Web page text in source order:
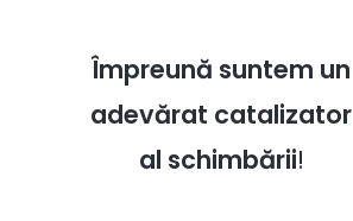
Împreună suntem un
adevărat catalizator
al schimbării!